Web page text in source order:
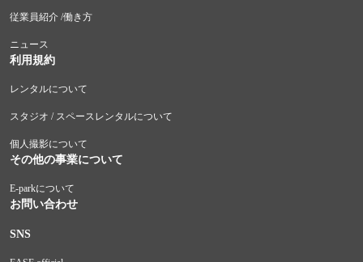
従業員紹介 /働き方
ニュース
利用規約
レンタルについて
スタジオ / スペースレンタルについて
個人撮影について
その他の事業について
E-parkについて
お問い合わせ
SNS